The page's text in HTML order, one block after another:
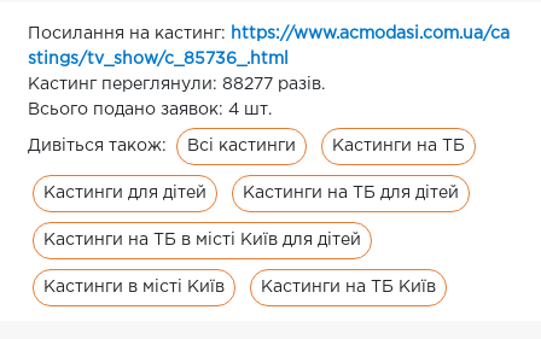
Посилання на кастинг: https://www.acmodasi.com.ua/ca
stings/tv_show/c_85736_.html
Кастинг переглянули: 88277 разів.
Всього подано заявок: 4 шт.
Дивіться також: Всі кастинги Кастинги на ТБ
Кастинги для дітей Кастинги на ТБ для дітей
Кастинги на ТБ в місті Київ для дітей
Кастинги в місті Київ Кастинги на ТБ Київ